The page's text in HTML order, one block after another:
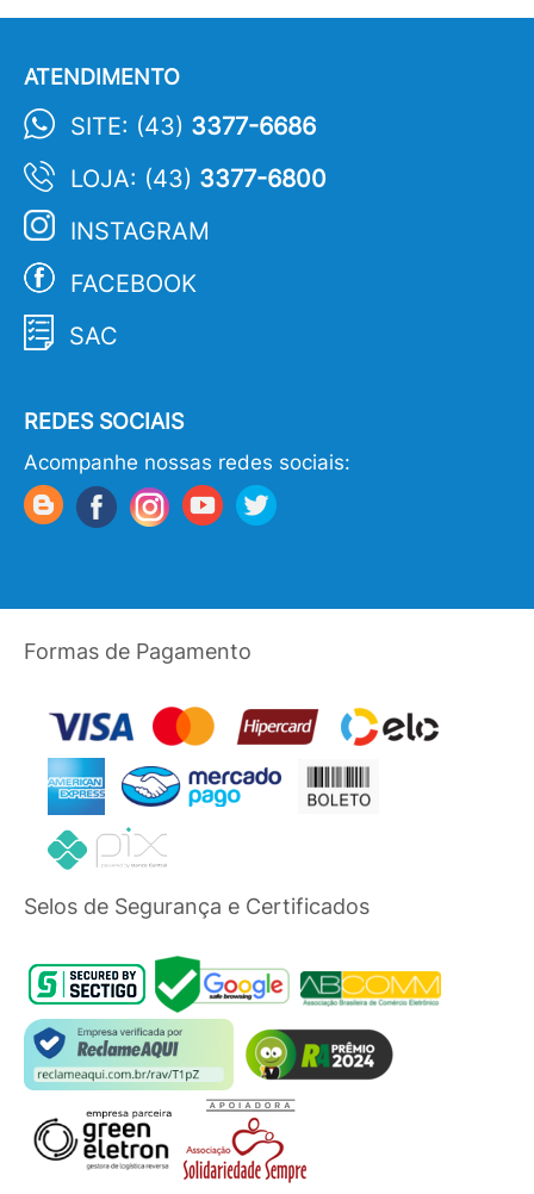
ATENDIMENTO
SITE: (43) 3377-6686
LOJA: (43) 3377-6800
INSTAGRAM
FACEBOOK
SAC
REDES SOCIAIS
Acompanhe nossas redes sociais:
Formas de Pagamento
Selos de Segurança e Certificados